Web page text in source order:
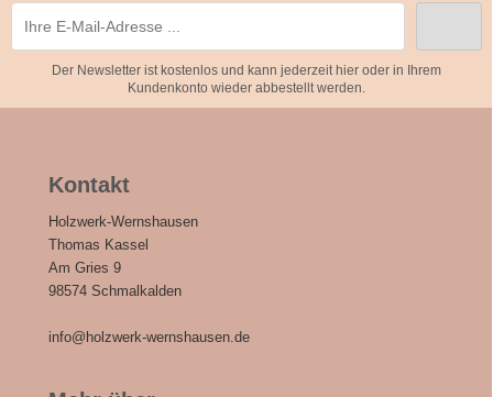
Der Newsletter ist kostenlos und kann jederzeit hier oder in Ihrem
Kundenkonto wieder abbestellt werden.
Kontakt
Holzwerk-Wernshausen
Thomas Kassel
Am Gries 9
98574 Schmalkalden
info@holzwerk-wernshausen.de